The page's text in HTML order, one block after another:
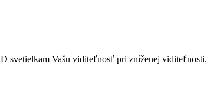
svetielkam Vašu viditeľnosť pri zníženej viditeľnosti.